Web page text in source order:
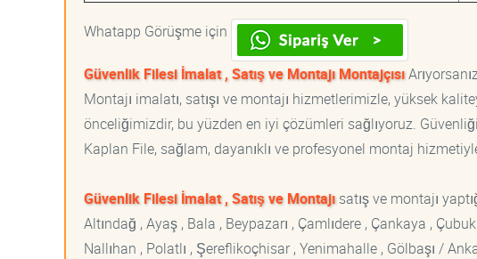
Whatapp Görüşme için
Güvenlik Filesi İmalat , Satış ve Montajı Montajçısı
Montajı imalatı, satışı ve montajı hizmetlerimizle, yüksek
önceliğimizdir, bu yüzden en iyi çözümleri sağlıyoruz.
Kaplan File, sağlam, dayanıklı ve profesyonel montaj
Güvenlik Filesi İmalat , Satış ve Montajısatış ve montajı
Altındağ , Ayaş , Bala , Beypazarı , Çamlıdere , Çankaya ,
Nallıhan , Polatlı , Şereflikoçhisar , Yenimahalle , Gölbaşı /